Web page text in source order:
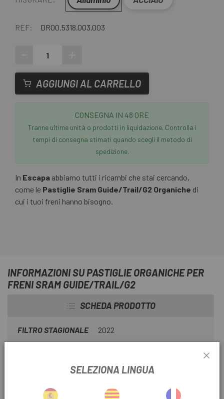
REF: DR00.5318.003.003
AGGIUNGI AL CARRELLO
CONSEGNA IN 48 ORE
Tranne ultime unità o prodotti in liquidazione. Controlla i
tempi di consegna stimati quando scegli il metodo di
spedizione.
In Escapa abbiamo tutti i ricambi che stai cercando,
come le Pastiglie Sram Guide/Trail/G2 Organiche di
cui i tuoi freni hanno bisogno.
INFORMAZIONI SU PASTIGLIE ORGANICHE PER
FRENI SRAM GUIDE/TRAIL/G2
SCHEDA PRODOTTO
FILTRO STAGIONALE 2022
INFORMAZIONI SUL PRODOTTO
SELEZIONA LINGUA